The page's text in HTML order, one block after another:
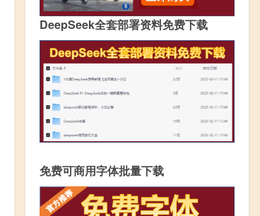
DeepSeek全套部署资料免费下载
免费可商用字体批量下载